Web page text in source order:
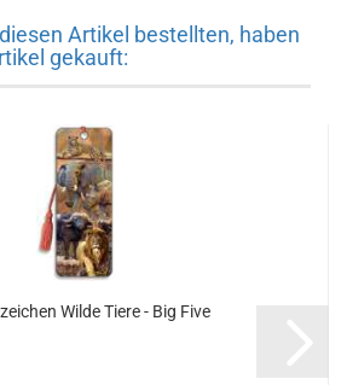
Artikel bestellten, haben
gekauft:
Wilde Tiere - Big Five